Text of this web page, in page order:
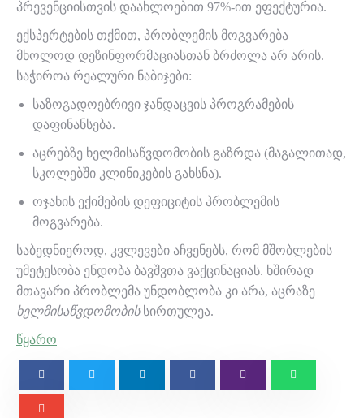
პრევენციისთვის დაახლოებით 97%-ით ეფექტურია.
ექსპერტების თქმით, პრობლემის მოგვარება
მხოლოდ დეზინფორმაციასთან ბრძოლა არ არის.
საჭიროა რეალური ნაბიჯები:
საზოგადოებრივი ჯანდაცვის პროგრამების
დაფინანსება.
აცრებზე ხელმისაწვდომობის გაზრდა (მაგალითად,
სკოლებში კლინიკების გახსნა).
ოჯახის ექიმების დეფიციტის პრობლემის
მოგვარება.
საბედნიეროდ, კვლევები აჩვენებს, რომ მშობლების
უმეტესობა ენდობა ბავშვთა ვაქცინაციას. ხშირად
მთავარი პრობლემა უნდობლობა კი არა, აცრაზე
ხელმისაწვდომობისსირთულეა.
წყარო